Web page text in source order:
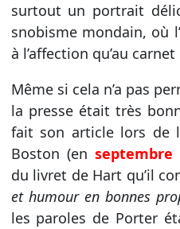
surtout un portrait
snobisme mondain, où
à l’affection qu’au carnet
Même si cela n’a pas
la presse était très
fait son article lors de
Boston (en septembre
du livret de Hart qu’il
et humour en bonnes
les paroles de Porter